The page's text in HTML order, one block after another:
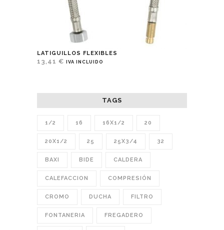
LATIGUILLOS FLEXIBLES
13,41 € IVA INCLUIDO
TAGS
1/2 16 16X1/2 20
20X1/2 25 25X3/4 32
BAXI BIDE CALDERA
CALEFACCION COMPRESIÓN
CROMO DUCHA FILTRO
FONTANERIA FREGADERO